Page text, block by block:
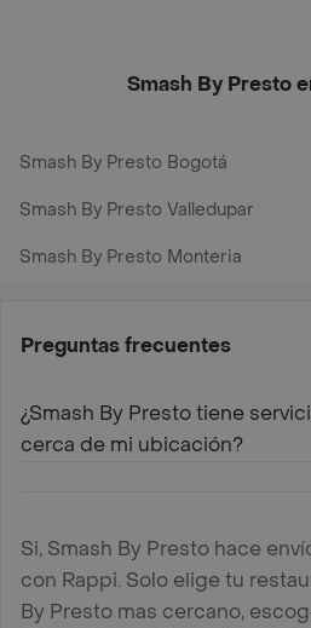
Smash By Presto
Smash By Presto Bogotá
Smash By Presto Valledupar
Smash By Presto Monteria
Preguntas frecuentes
¿Smash By Presto tiene
cerca de mi ubicación?
Si, Smash By Presto hace
con Rappi. Solo elige tu
By Presto mas cercano,